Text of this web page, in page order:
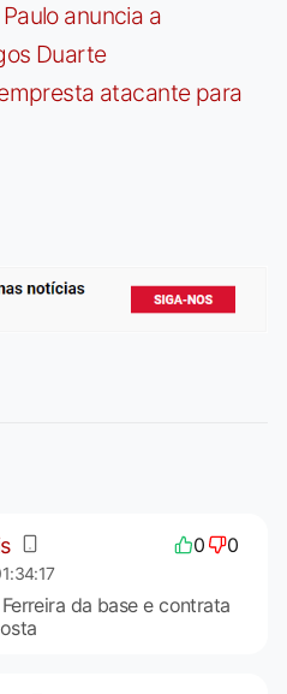
Paulo anuncia a
Duarte
atacante para
0 0
da base e contrata